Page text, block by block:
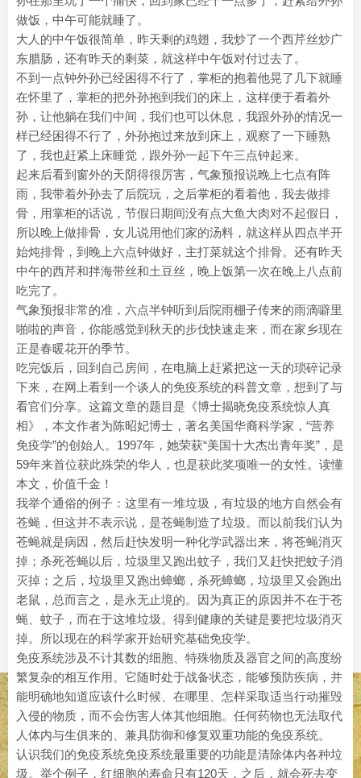
做饭，中午可能就睡了。
大人的中午饭很简单，昨天剩的鸡翅，我炒了一个西芹丝炒广
东腊肠，还有昨天的剩菜，就这样中午饭对付过去了。
不到一点钟外孙已经困得不行了，掌柜的抱着他晃了几下就睡
在怀里了，掌柜的把外孙抱到我们的床上，这样便于看着外
孙，让他躺在我们中间，我们也可以休息，我跟外孙的情况一
样已经困得不行了，外孙抱过来放到床上，观察了一下睡熟
了，我也赶紧上床睡觉，跟外孙一起下午三点钟起来。
起来后看到窗外的天阴得很厉害，气象预报说晚上七点有阵
雨，我带着外孙去了后院玩，之后掌柜的看着他，我去做排
骨，用掌柜的话说，节假日期间没有点大鱼大肉对不起假日，
所以晚上做排骨，女儿说用他们家的汤料，就这样从四点半开
始炖排骨，到晚上六点钟做好，主打菜就这个排骨。还有昨天
中午的西芹和拌海带丝和土豆丝，晚上饭第一次在晚上八点前
吃完了。
气象预报非常的准，六点半钟听到后院雨棚子传来的雨滴噼里
啪啦的声音，你能感觉到秋天的步伐快速走来，而在家乡现在
正是春暖花开的季节。
吃完饭后，回到自己房间，在电脑上赶紧把这一天的琐碎记录
下来，在网上看到一个谈人的免疫系统的科普文章，想到了与
看官们分享。这篇文章的题目是《博士揭晓免疫系统惊人真
相》，本文作者为陈昭妃博士，著名美国华裔科学家，“营养
免疫学”的创始人。1997年，她荣获“美国十大杰出青年奖”，是
59年来首位获此殊荣的华人，也是获此奖项唯一的女性。读懂
本文，价值千金！
我举个通俗的例子：这里有一堆垃圾，有垃圾的地方自然会有
苍蝇，但这并不表示说，是苍蝇制造了垃圾。而以前我们认为
苍蝇就是病因，然后赶快发明一种化学武器出来，将苍蝇消灭
掉；杀死苍蝇以后，垃圾里又跑出蚊子，我们又赶快把蚊子消
灭掉；之后，垃圾里又跑出蟑螂，杀死蟑螂，垃圾里又会跑出
老鼠，总而言之，是永无止境的。因为真正的原因并不在于苍
蝇、蚊子，而在于这堆垃圾。得到健康的关键是要把垃圾消灭
掉。所以现在的科学家开始研究基础免疫学。
免疫系统涉及不计其数的细胞、特殊物质及器官之间的高度纷
繁复杂的相互作用。它随时处于战备状态，能够预防疾病，并
能明确地知道应该什么时候、在哪里、怎样采取适当行动摧毁
入侵的物质，而不会伤害人体其他细胞。任何药物也无法取代
人体内与生俱来的、兼具防御和修复双重功能的免疫系统。
认识我们的免疫系统免疫系统最重要的功能是清除体内各种垃
圾。举个例子，红细胞的寿命只有120天，之后，就会死去变